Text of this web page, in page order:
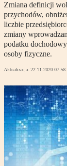
Zmiana definicji
przychodów,
liczbie
zmiany
podatku
osoby fizyczne.
Aktualizacja: 22.11.2020 07:58